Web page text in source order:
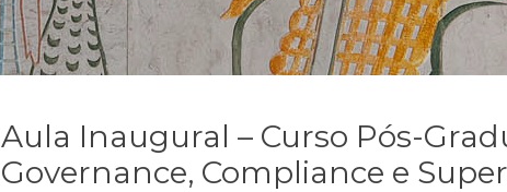
Aula Inaugural – Curso Pós-
Governance, Compliance e